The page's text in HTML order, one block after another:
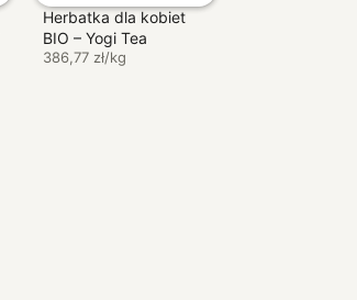
Herbatka dla kobiet
BIO – Yogi Tea
386,77 zł/kg